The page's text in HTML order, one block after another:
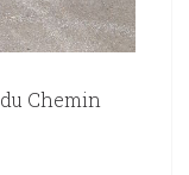
Chemin